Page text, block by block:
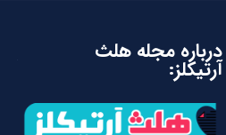
درباره مجله هلث
آرتیکلز: